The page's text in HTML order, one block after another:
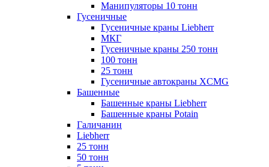
Манипуляторы 10 тонн
Гусеничные
Гусеничные краны Liebherr
МКГ
Гусеничные краны 250 тонн
100 тонн
25 тонн
Гусеничные автокраны XCMG
Башенные
Башенные краны Liebherr
Башенные краны Potain
Галичанин
Liebherr
25 тонн
50 тонн